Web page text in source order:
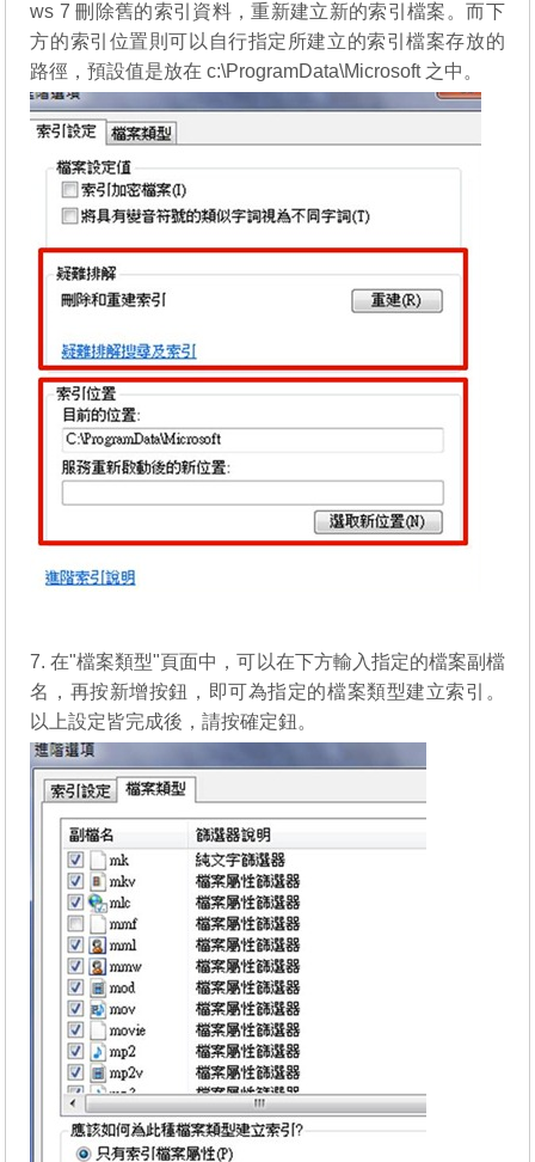
ws 7 刪除舊的索引資料，重新建立新的索引檔案。而下
方的索引位置則可以自行指定所建立的索引檔案存放的
路徑，預設值是放在 c:\ProgramData\Microsoft 之中。
7. 在"檔案類型"頁面中，可以在下方輸入指定的檔案副檔
名，再按新增按鈕，即可為指定的檔案類型建立索引。
以上設定皆完成後，請按確定鈕。